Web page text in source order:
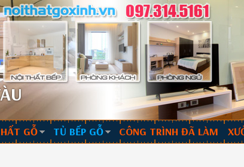
GỖ TỦ BẾP GỖ CÔNG TRÌNH ĐÃ LÀM